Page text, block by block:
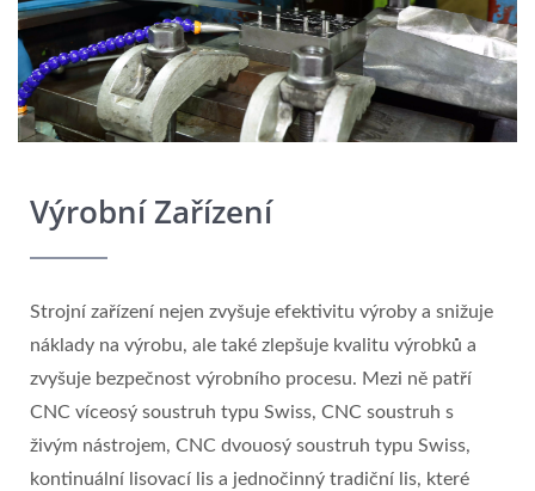
Výrobní Zařízení
Strojní zařízení nejen zvyšuje efektivitu výroby a snižuje
náklady na výrobu, ale také zlepšuje kvalitu výrobků a
zvyšuje bezpečnost výrobního procesu. Mezi ně patří
CNC víceosý soustruh typu Swiss, CNC soustruh s
živým nástrojem, CNC dvouosý soustruh typu Swiss,
kontinuální lisovací lis a jednočinný tradiční lis, které